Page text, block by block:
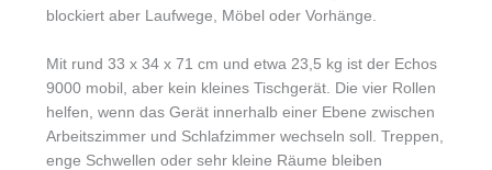
blockiert aber Laufwege, Möbel oder Vorhänge.
Mit rund 33 x 34 x 71 cm und etwa 23,5 kg ist der Echos
9000 mobil, aber kein kleines Tischgerät. Die vier Rollen
helfen, wenn das Gerät innerhalb einer Ebene zwischen
Arbeitszimmer und Schlafzimmer wechseln soll. Treppen,
enge Schwellen oder sehr kleine Räume bleiben